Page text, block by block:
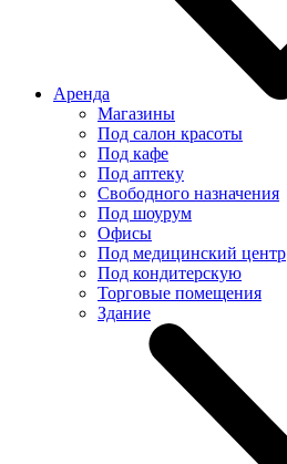
Аренда
Магазины
Под салон красоты
Под кафе
Под аптеку
Свободного назначения
Под шоурум
Офисы
Под медицинский центр
Под кондитерскую
Торговые помещения
Здание